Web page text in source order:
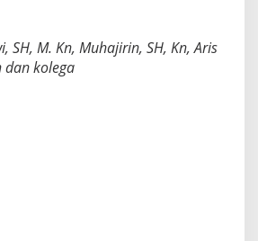
SH, M. Kn, Muhajirin, SH, Kn, Aris
dan kolega